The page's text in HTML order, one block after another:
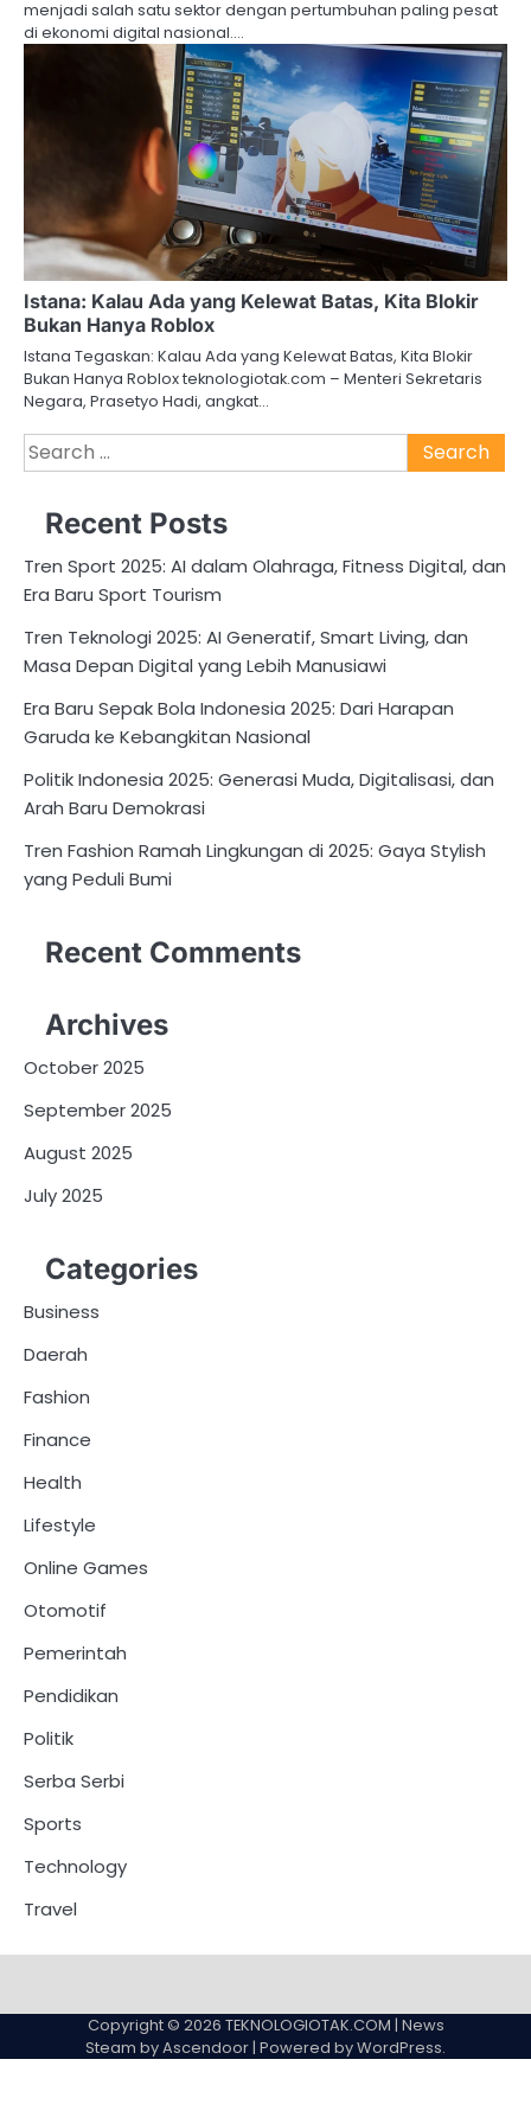
menjadi salah satu sektor dengan pertumbuhan paling pesat
di ekonomi digital nasional.…
Istana: Kalau Ada yang Kelewat Batas, Kita Blokir
Bukan Hanya Roblox
Istana Tegaskan: Kalau Ada yang Kelewat Batas, Kita Blokir
Bukan Hanya Roblox teknologiotak.com – Menteri Sekretaris
Negara, Prasetyo Hadi, angkat…
Search
for:
Recent Posts
Tren Sport 2025: AI dalam Olahraga, Fitness Digital, dan
Era Baru Sport Tourism
Tren Teknologi 2025: AI Generatif, Smart Living, dan
Masa Depan Digital yang Lebih Manusiawi
Era Baru Sepak Bola Indonesia 2025: Dari Harapan
Garuda ke Kebangkitan Nasional
Politik Indonesia 2025: Generasi Muda, Digitalisasi, dan
Arah Baru Demokrasi
Tren Fashion Ramah Lingkungan di 2025: Gaya Stylish
yang Peduli Bumi
Recent Comments
Archives
October 2025
September 2025
August 2025
July 2025
Categories
Business
Daerah
Fashion
Finance
Health
Lifestyle
Online Games
Otomotif
Pemerintah
Pendidikan
Politik
Serba Serbi
Sports
Technology
Travel
Copyright © 2026 TEKNOLOGIOTAK.COM | News
Steam byAscendoor| Powered byWordPress.